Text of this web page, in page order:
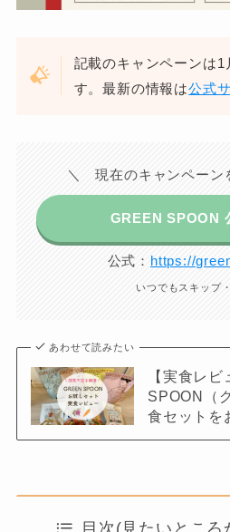
記載のキャンペーンは
す。最新の情報は公式
＼ 現在のキャンペー
GREEN SPOON
公式： https://
いつでもスキップ
あわせて読みたい
【実食レ
SPOON（
食セットを
目次(見たいところ